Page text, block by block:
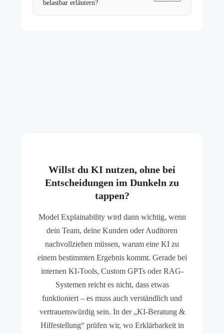
belastbar erläutern?
Willst du KI nutzen, ohne bei
Entscheidungen im Dunkeln zu
tappen?
Model Explainability wird dann wichtig, wenn
dein Team, deine Kunden oder Auditoren
nachvollziehen müssen, warum eine KI zu
einem bestimmten Ergebnis kommt. Gerade bei
internen KI-Tools, Custom GPTs oder RAG-
Systemen reicht es nicht, dass etwas
funktioniert – es muss auch verständlich und
vertrauenswürdig sein. In der „KI-Beratung &
Hilfestellung“ prüfen wir, wo Erklärbarkeit in